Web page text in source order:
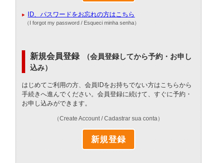
ID、パスワードをお忘れの方はこちら
（I forgot my password / Esqueci minha senha）
新規会員登録
（会員登録してから予約・お申し
込み）
はじめてご利用の方、会員IDをお持ちでない方はこちらから
手続きへ進んでください。会員登録に続けて、すぐに予約・
お申し込みができます。
（Create Account / Cadastrar sua conta）
新規登録